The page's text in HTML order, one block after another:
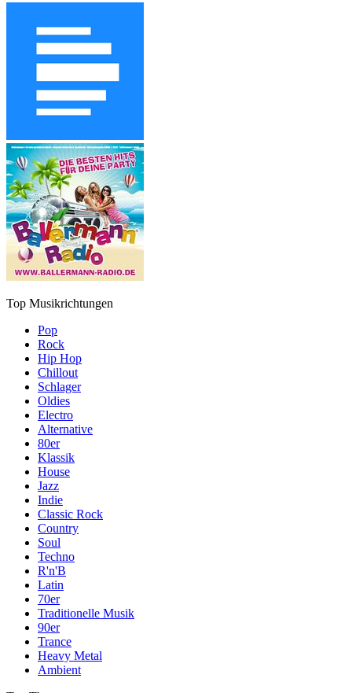
Top Musikrichtungen
Pop
Rock
Hip Hop
Chillout
Schlager
Oldies
Electro
Alternative
80er
Klassik
House
Jazz
Indie
Classic Rock
Country
Soul
Techno
R'n'B
Latin
70er
Traditionelle Musik
90er
Trance
Heavy Metal
Ambient